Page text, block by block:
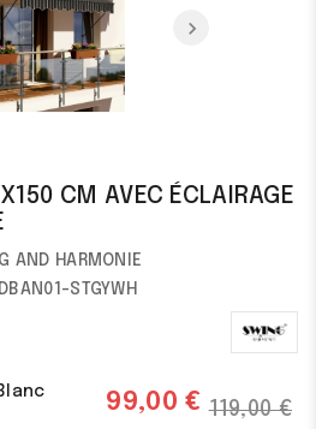
CM AVEC ÉCLAIRAGE
AND HARMONIE
STGYWH
99,00 € 119,00 €